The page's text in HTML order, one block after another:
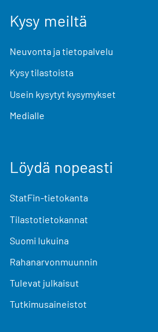
Kysy meiltä
Neuvonta ja tietopalvelu
Kysy tilastoista
Usein kysytyt kysymykset
Medialle
Löydä nopeasti
StatFin-tietokanta
Tilastotietokannat
Suomi lukuina
Rahanarvonmuunnin
Tulevat julkaisut
Tutkimusaineistot